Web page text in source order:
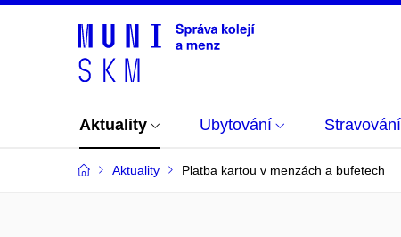
Aktuality Ubytování Stravování
Aktuality Platba kartou v menzách a bufetech